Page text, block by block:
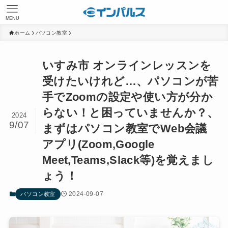
MENU
ホーム パソコン教室
いすみ市 オンラインレッスンを
受けたいけれど…、パソコンが苦
手でZoomの設定や使い方が分か
らない！と困っていませんか？、
まずはパソコン教室でWeb会議
アプリ(Zoom,Google
Meet,Teams,Slack等)を覚えまし
ょう！
2024
9/07
パソコン教室 2024-09-07